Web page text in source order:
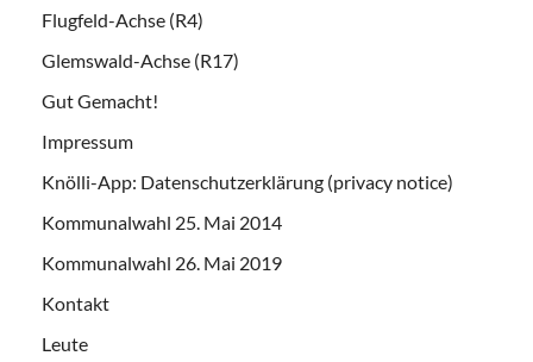
Flugfeld-Achse (R4)
Glemswald-Achse (R17)
Gut Gemacht!
Impressum
Knölli-App: Datenschutzerklärung (privacy notice)
Kommunalwahl 25. Mai 2014
Kommunalwahl 26. Mai 2019
Kontakt
Leute